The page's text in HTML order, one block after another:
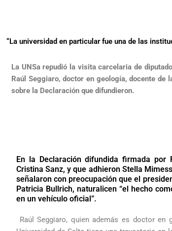
“La universidad en particular fue una de las
La UNSa repudió la visita carcelaria de
Raúl Seggiaro, doctor en geología, docente
sobre la Declaración que difundieron.
En la Declaración difundida firmada por
Cristina Sanz, y que adhieron Stella
señalaron con preocupación que el
Patricia Bullrich, naturalicen “el hecho
en un vehículo oficial”.
Raúl Seggiaro, quien además es doctor